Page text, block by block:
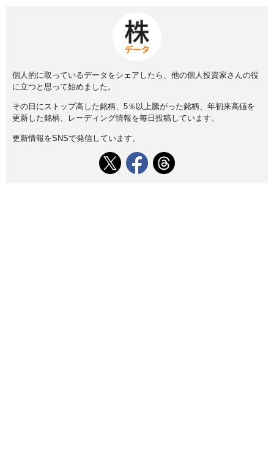
個人的に取っているデータをシェアしたら、他の個人投資家さんの役
に立つと思って始めました。
その日にストップ高した銘柄、5％以上騰がった銘柄、年初来高値を
更新した銘柄、レーディング情報を毎日投稿しています。
更新情報をSNSで発信しています。